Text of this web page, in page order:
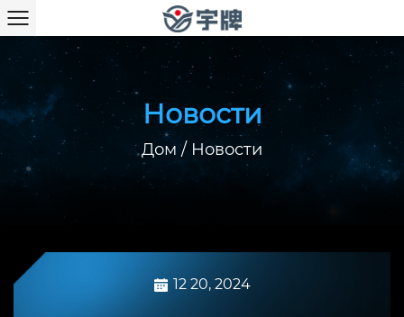
Новости
Дом / Новости
12 20, 2024